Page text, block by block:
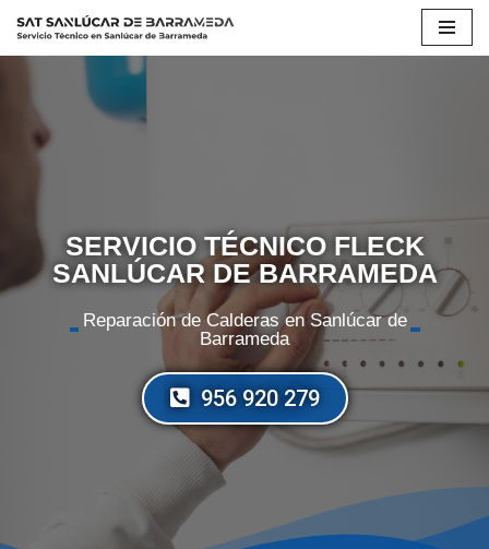
Saltar
contenido
SERVICIO TÉCNICO FLECK
SANLÚCAR DE BARRAMEDA
Reparación de Calderas en Sanlúcar de
Barrameda
956 920 279